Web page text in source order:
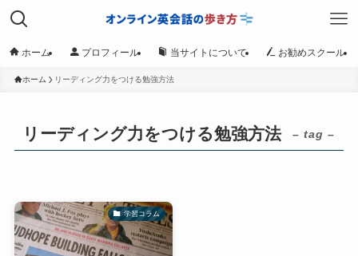
ホーム プロフィール 当サイトについて お勧めスクール
ホーム リーディング力をつける勉強方法
リーディング力をつける勉強方法 – tag –
学習コラム